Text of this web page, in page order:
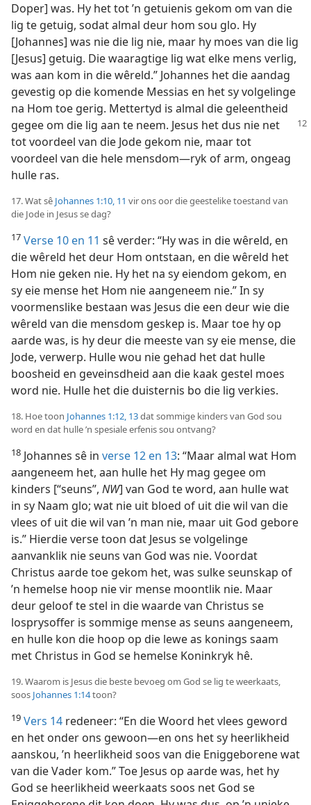
Doper] was. Hy het tot ’n getuienis gekom om van die
lig te getuig, sodat almal deur hom sou glo. Hy
[Johannes] was nie die lig nie, maar hy moes van die lig
[Jesus] getuig. Die waaragtige lig wat elke mens verlig,
was aan kom in die wêreld.” Johannes het die aandag
gevestig op die komende Messias en het sy volgelinge
na Hom toe gerig. Mettertyd is almal die geleentheid
gegee om die lig aan te neem. Jesus het dus nie net
tot voordeel van die Jode gekom nie, maar tot
voordeel van die hele mensdom—ryk of arm, ongeag
hulle ras.
17. Wat sê Johannes 1:10, 11 vir ons oor die geestelike toestand van
die Jode in Jesus se dag?
17 Verse 10 en 11 sê verder: “Hy was in die wêreld, en
die wêreld het deur Hom ontstaan, en die wêreld het
Hom nie geken nie. Hy het na sy eiendom gekom, en
sy eie mense het Hom nie aangeneem nie.” In sy
voormenslike bestaan was Jesus die een deur wie die
wêreld van die mensdom geskep is. Maar toe hy op
aarde was, is hy deur die meeste van sy eie mense, die
Jode, verwerp. Hulle wou nie gehad het dat hulle
boosheid en geveinsdheid aan die kaak gestel moes
word nie. Hulle het die duisternis bo die lig verkies.
18. Hoe toon Johannes 1:12, 13dat sommige kinders van God sou
word en dat hulle ’n spesiale erfenis sou ontvang?
18 Johannes sê in verse 12 en 13: “Maar almal wat Hom
aangeneem het, aan hulle het Hy mag gegee om
kinders [“seuns”, NW] van God te word, aan hulle wat
in sy Naam glo; wat nie uit bloed of uit die wil van die
vlees of uit die wil van ’n man nie, maar uit God gebore
is.” Hierdie verse toon dat Jesus se volgelinge
aanvanklik nie seuns van God was nie. Voordat
Christus aarde toe gekom het, was sulke seunskap of
’n hemelse hoop nie vir mense moontlik nie. Maar
deur geloof te stel in die waarde van Christus se
losprysoffer is sommige mense as seuns aangeneem,
en hulle kon die hoop op die lewe as konings saam
met Christus in God se hemelse Koninkryk hê.
19. Waarom is Jesus die beste bevoeg om God se lig te weerkaats,
soos Johannes 1:14toon?
19 Vers 14 redeneer: “En die Woord het vlees geword
en het onder ons gewoon—en ons het sy heerlikheid
aanskou, ’n heerlikheid soos van die Eniggeborene wat
van die Vader kom.” Toe Jesus op aarde was, het hy
God se heerlikheid weerkaats soos net God se